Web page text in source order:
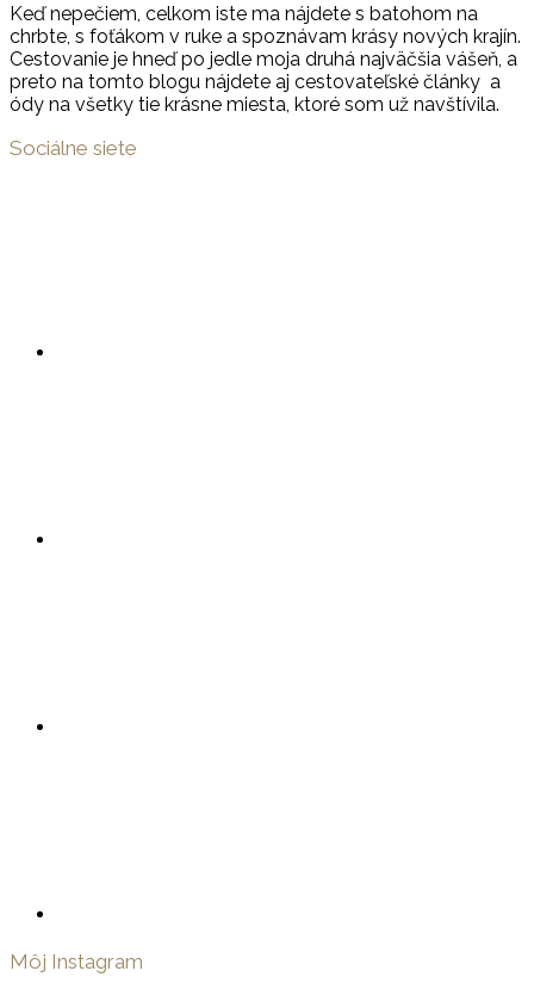
Keď nepečiem, celkom iste ma nájdete s batohom na
chrbte, s foťákom v ruke a spoznávam krásy nových krajín.
Cestovanie je hneď po jedle moja druhá najväčšia vášeň, a
preto na tomto blogu nájdete aj cestovateľské články a
ódy na všetky tie krásne miesta, ktoré som už navštívila.
Sociálne siete
Môj Instagram